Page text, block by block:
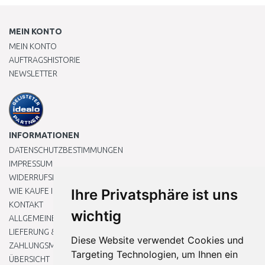
Ihre Privatsphäre ist uns
wichtig
Diese Website verwendet Cookies und
Targeting Technologien, um Ihnen ein
MEIN KONTO
MEIN KONTO
AUFTRAGSHISTORIE
NEWSLETTER
INFORMATIONEN
DATENSCHUTZBESTIMMUNGEN
IMPRESSUM
WIDERRUFSRECHT
WIE KAUFE ICH EIN?
KONTAKT
ALLGEMEINEN GESCHÄFTSBEDINGUNGEN
LIEFERUNG & ZAHLUNG
ZAHLUNGSMETHODEN
ÜBERSICHT